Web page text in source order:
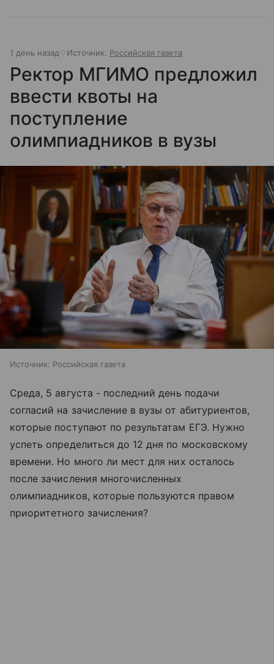
1 день назад Источник: Российская газета
Ректор МГИМО предложил
ввести квоты на
поступление
олимпиадников в вузы
Источник: Российская газета
Среда, 5 августа - последний день подачи
согласий на зачисление в вузы от абитуриентов,
которые поступают по результатам ЕГЭ. Нужно
успеть определиться до 12 дня по московскому
времени. Но много ли мест для них осталось
после зачисления многочисленных
олимпиадников, которые пользуются правом
приоритетного зачисления?